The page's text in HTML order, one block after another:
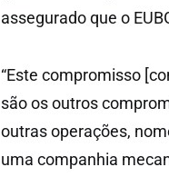
assegurado que o
“Este compromisso
são os outros
outras operações,
uma companhia